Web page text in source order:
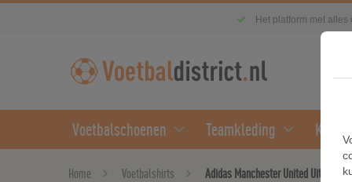
Het platform met
Voetbalschoenen Teamkleding
Home Voetbalshirts Adidas Manchester United Uitshirt